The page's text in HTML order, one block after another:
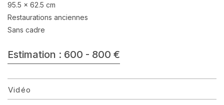
95.5 x 62.5 cm
Restaurations anciennes
Sans cadre
Estimation : 600 - 800 €
Vidéo